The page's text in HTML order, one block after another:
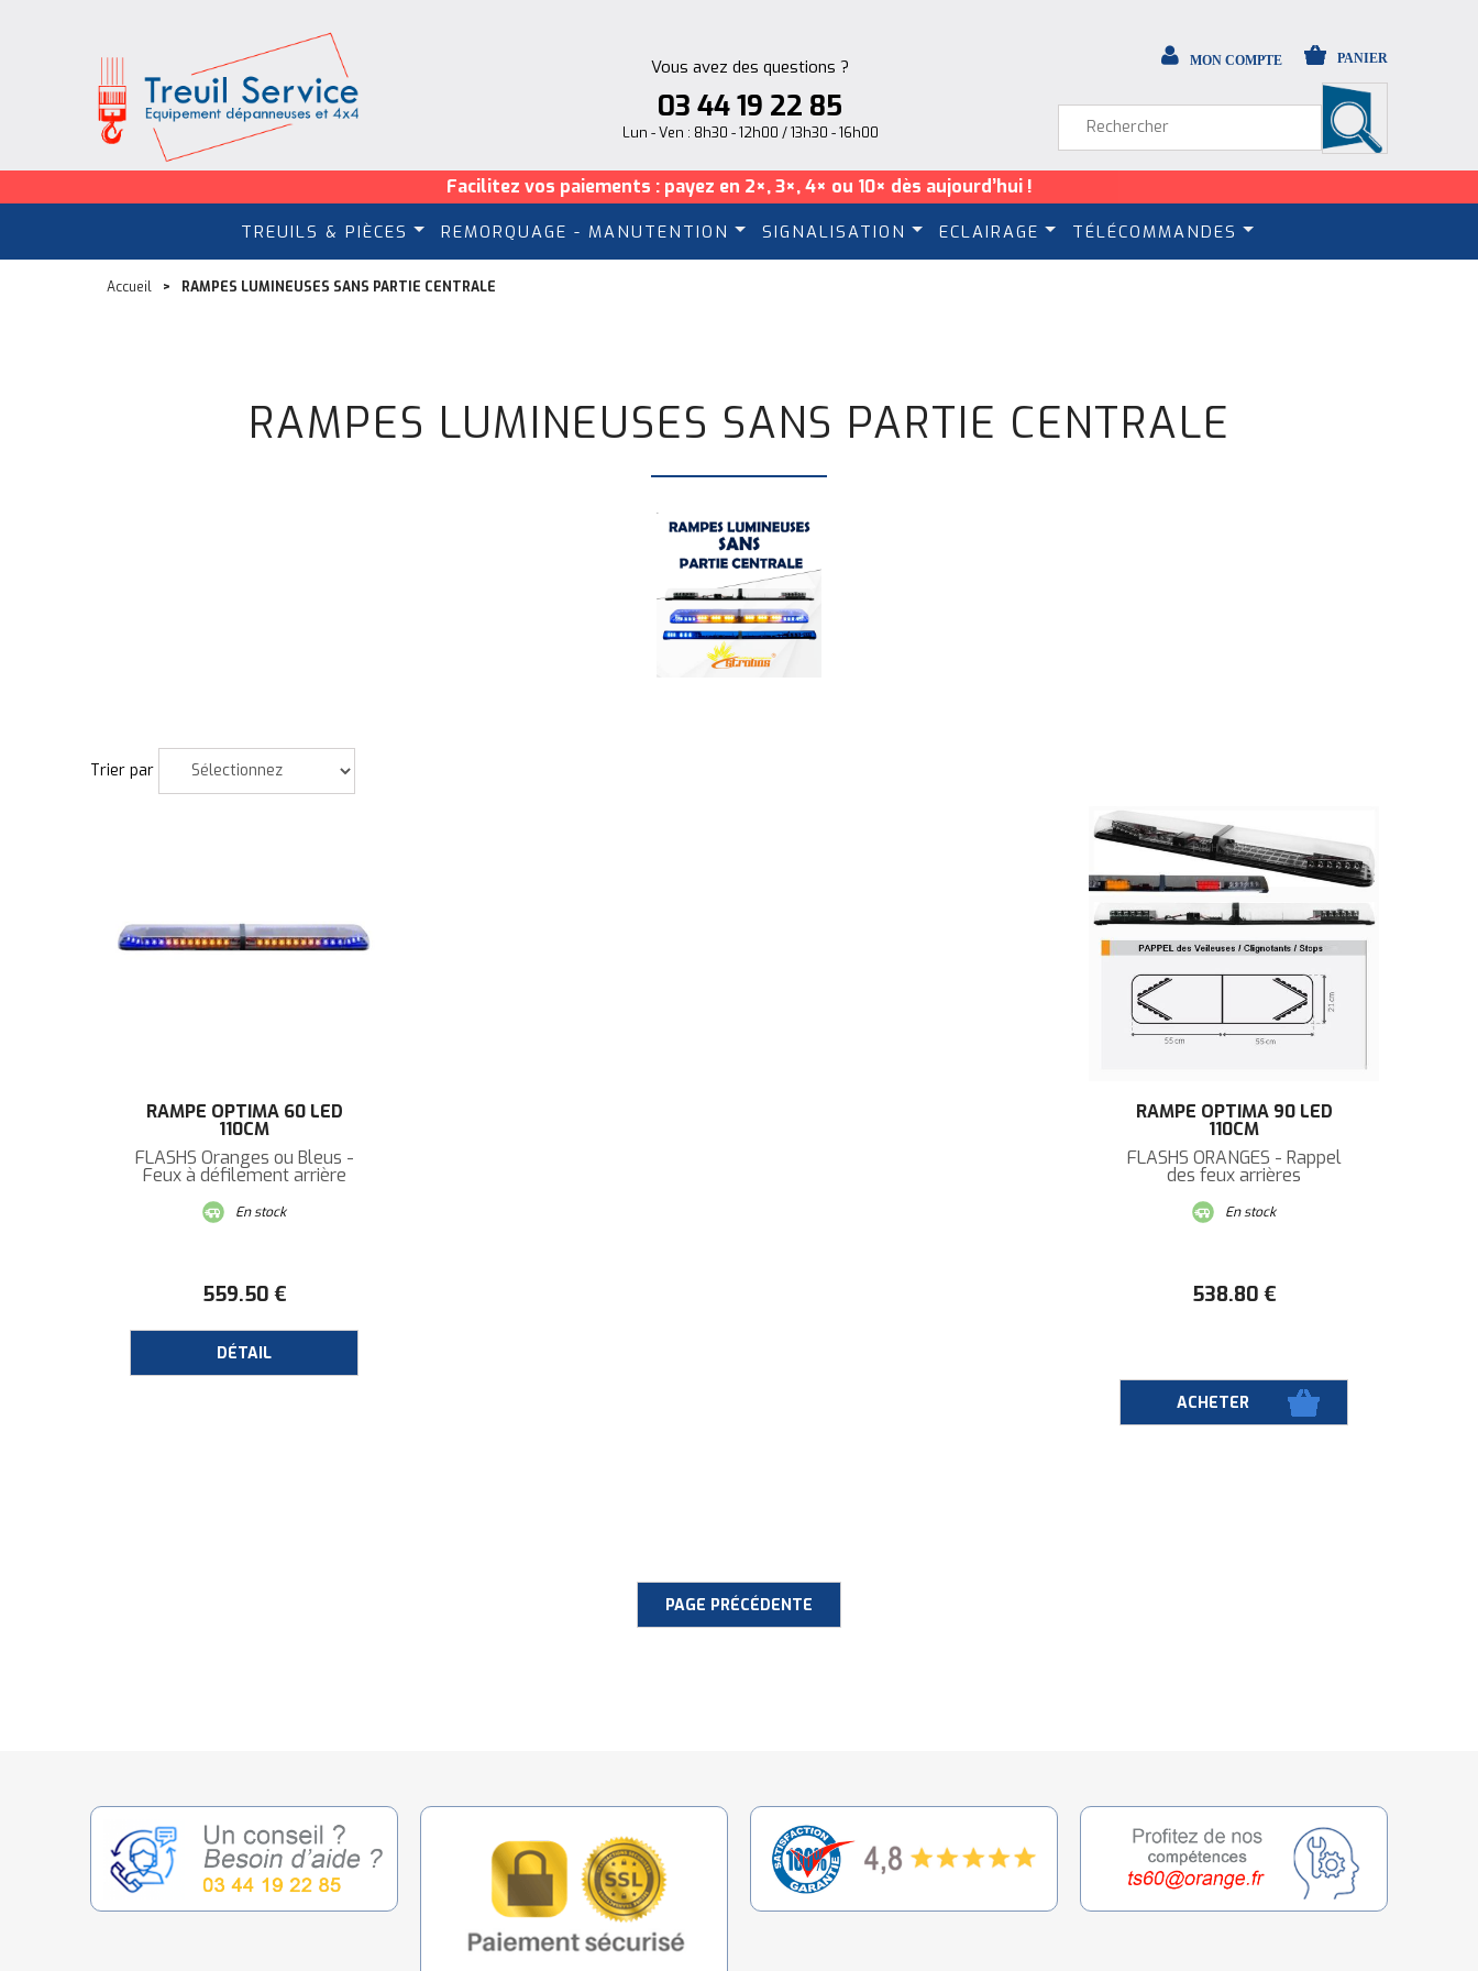
MON COMPTE PANIER
Facilitez vos paiements : payez en 2×, 3×, 4× ou 10× dès aujourd’hui !
TREUILS & PIÈCES REMORQUAGE - MANUTENTION SIGNALISATION ECLAIRAGE TÉLÉCOMMANDES
Accueil RAMPES LUMINEUSES SANS PARTIE CENTRALE
RAMPES LUMINEUSES SANS PARTIE CENTRALE
Trier par
RAMPE OPTIMA 60 LED
110CM
FLASHS Oranges ou Bleus -
Feux à défilement arrière
559.50 €
En stock
RAMPE OPTIMA 90 LED
110CM
FLASHS ORANGES - Rappel
des feux arrières
538.80 €
En stock
Vous avez des questions ?
03 44 19 22 85
Lun - Ven : 8h30 - 12h00 / 13h30 - 16h00